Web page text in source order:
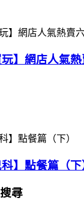
玩】網店人氣
】點餐篇（下
尋